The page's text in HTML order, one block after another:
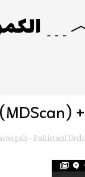
- Pakistani